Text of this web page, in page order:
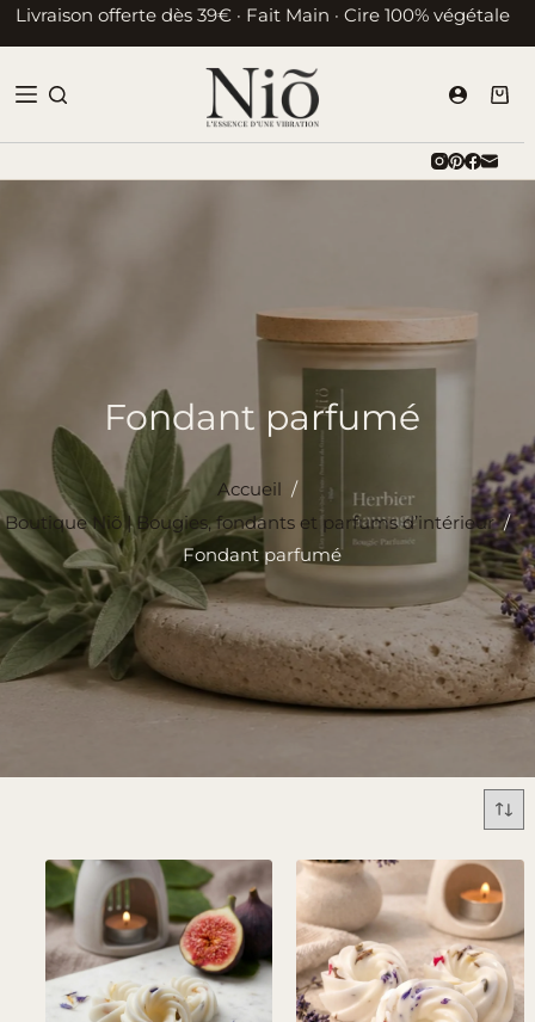
Passer
au
Livraison offerte dès 39€ · Fait Main · Cire 100% végétale
Fondant parfumé
Accueil /
Boutique Niõ | Bougies, fondants et parfums d’intérieur /
Fondant parfumé